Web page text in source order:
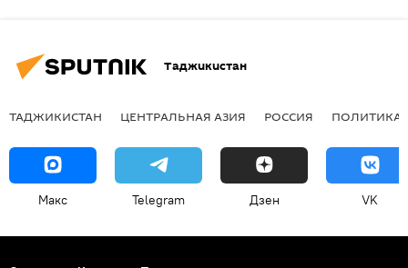
Таджикистан
ТАДЖИКИСТАН ЦЕНТРАЛЬНАЯ АЗИЯ РОССИЯ ПОЛИТИКА
Макс Telegram Дзен VK